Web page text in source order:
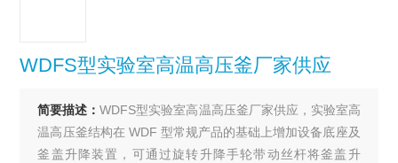
WDFS型实验室高温高压釜厂家供应
简要描述：WDFS型实验室高温高压釜厂家供应，实验室高
温高压釜结构在 WDF 型常规产品的基础上增加设备底座及
釜盖升降装置，可通过旋转升降手轮带动丝杆将釜盖升